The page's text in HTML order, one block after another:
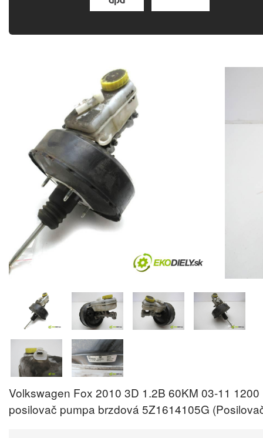
Volkswagen Fox 2010 3D 1.2B 60KM 03-11 1200
posilovač pumpa brzdová 5Z1614105G